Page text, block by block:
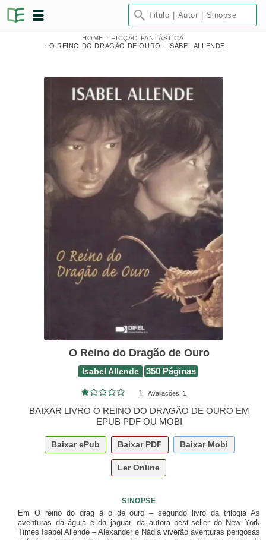
HOME
FICÇÃO FANTÁSTICA
O REINO DO DRAGÃO DE OURO - ISABEL ALLENDE
O Reino do Dragão de Ouro
Isabel Allende 350 Páginas
1 Avaliações: 1
BAIXAR LIVRO O REINO DO DRAGÃO DE OURO EM
EPUB PDF OU MOBI
Baixar ePub Baixar PDF Baixar Mobi
Ler Online
SINOPSE
Em O reino do drag ã o de ouro – segundo livro da trilogia As
aventuras da águia e do jaguar, da autora best-seller do New York
Times Isabel Allende – Alexander e Nádia viverão aventuras perigosas